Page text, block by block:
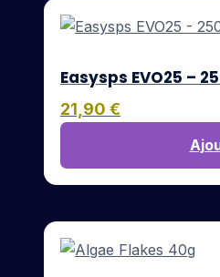
Easysps EVO25 –
21,90 €